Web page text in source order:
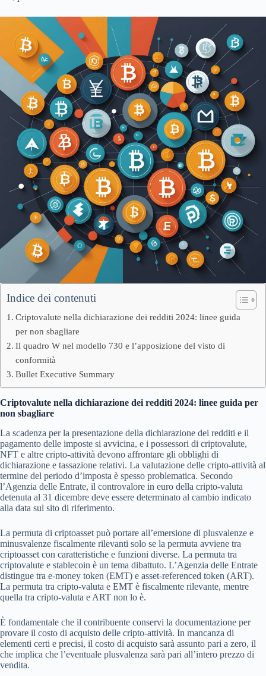
Indice dei contenuti
Criptovalute nella dichiarazione dei redditi 2024: linee guida
per non sbagliare
Il quadro W nel modello 730 e l’apposizione del visto di
conformità
Bullet Executive Summary
Criptovalute nella dichiarazione dei redditi 2024: linee guida per
non sbagliare
La scadenza per la presentazione della dichiarazione dei redditi e il
pagamento delle imposte si avvicina, e i possessori di criptovalute,
NFT e altre cripto-attività devono affrontare gli obblighi di
dichiarazione e tassazione relativi. La valutazione delle cripto-attività al
termine del periodo d’imposta è spesso problematica. Secondo
l’Agenzia delle Entrate, il controvalore in euro della cripto-valuta
detenuta al 31 dicembre deve essere determinato al cambio indicato
alla data sul sito di riferimento.
La permuta di criptoasset può portare all’emersione di plusvalenze e
minusvalenze fiscalmente rilevanti solo se la permuta avviene tra
criptoasset con caratteristiche e funzioni diverse. La permuta tra
criptovalute e stablecoin è un tema dibattuto. L’Agenzia delle Entrate
distingue tra e-money token (EMT) e asset-referenced token (ART).
La permuta tra cripto-valuta e EMT è fiscalmente rilevante, mentre
quella tra cripto-valuta e ART non lo è.
È fondamentale che il contribuente conservi la documentazione per
provare il costo di acquisto delle cripto-attività. In mancanza di
elementi certi e precisi, il costo di acquisto sarà assunto pari a zero, il
che implica che l’eventuale plusvalenza sarà pari all’intero prezzo di
vendita.